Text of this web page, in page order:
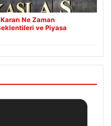
Ne Zaman
ve Piyasa